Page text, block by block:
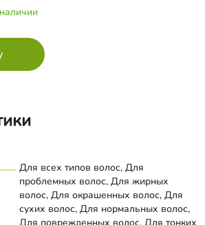
Для всех типов волос, Для
проблемных волос, Для жирных
волос, Для окрашенных волос, Для
сухих волос, Для нормальных волос,